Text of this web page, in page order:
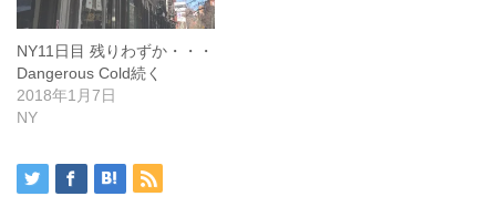
NY11日目 残りわずか・・・
Dangerous Cold続く
2018年1月7日
NY